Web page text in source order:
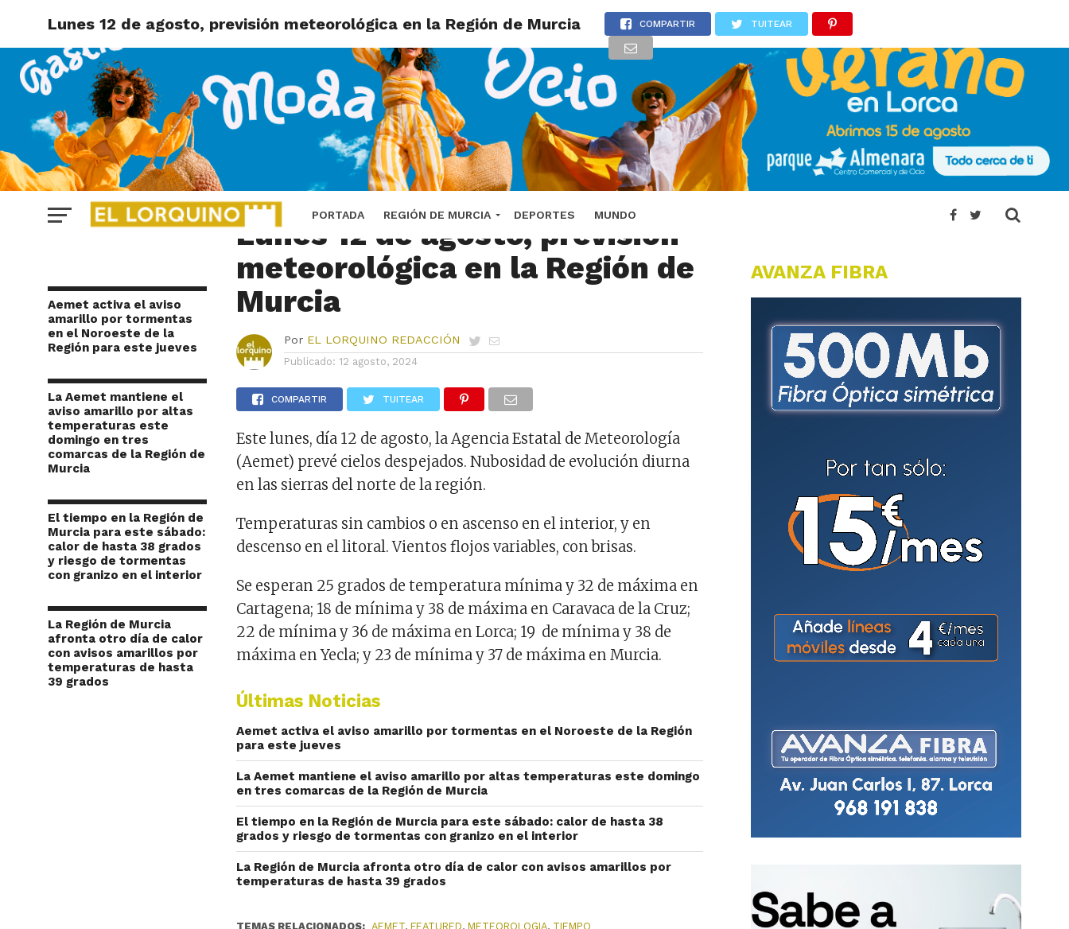
PORTADA REGIÓN DE MURCIA DEPORTES MUNDO
Lunes 12 de agosto, previsión meteorológica en la Región de Murcia COMPARTIR TUITEAR
Aemet activa el aviso
amarillo por tormentas
en el Noroeste de la
Región para este jueves
La Aemet mantiene el
aviso amarillo por altas
temperaturas este
domingo en tres
comarcas de la Región de
Murcia
El tiempo en la Región de
Murcia para este sábado:
calor de hasta 38 grados
y riesgo de tormentas
con granizo en el interior
La Región de Murcia
afronta otro día de calor
con avisos amarillos por
temperaturas de hasta
39 grados
Imagen: Castillo de Caravaca de la Cruz
REGIÓN DE MURCIA
Lunes 12 de agosto, previsión
meteorológica en la Región de
Murcia
Por EL LORQUINO REDACCIÓN
Publicado: 12 agosto, 2024
COMPARTIR TUITEAR
Este lunes, día 12 de agosto, la Agencia Estatal de Meteorología
(Aemet) prevé cielos despejados. Nubosidad de evolución diurna
en las sierras del norte de la región.
Temperaturas sin cambios o en ascenso en el interior, y en
descenso en el litoral. Vientos flojos variables, con brisas.
Se esperan 25 grados de temperatura mínima y 32 de máxima en
Cartagena; 18 de mínima y 38 de máxima en Caravaca de la Cruz;
22 de mínima y 36 de máxima en Lorca; 19 de mínima y 38 de
máxima en Yecla; y 23 de mínima y 37 de máxima en Murcia.
Últimas Noticias
Aemet activa el aviso amarillo por tormentas en el Noroeste de la Región
para este jueves
La Aemet mantiene el aviso amarillo por altas temperaturas este domingo
en tres comarcas de la Región de Murcia
El tiempo en la Región de Murcia para este sábado: calor de hasta 38
grados y riesgo de tormentas con granizo en el interior
La Región de Murcia afronta otro día de calor con avisos amarillos por
temperaturas de hasta 39 grados
TEMAS RELACIONADOS: AEMET,FEATURED,METEOROLOGIA, TIEMPO
AVANZA FIBRA